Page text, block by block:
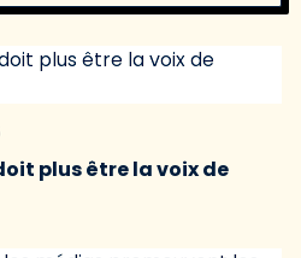
plus être la voix de